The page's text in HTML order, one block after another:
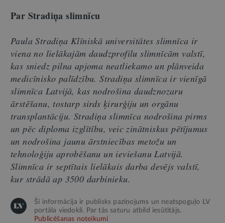
Par Stradiņa slimnīcu
Paula Stradiņa Klīniskā universitātes slimnīca ir
viena no lielākajām daudzprofilu slimnīcām valstī,
kas sniedz pilna apjoma neatliekamo un plānveida
medicīnisko palīdzību. Stradiņa slimnīca ir vienīgā
slimnīca Latvijā, kas nodrošina daudznozaru
ārstēšanu, tostarp sirds ķirurģiju un orgānu
transplantāciju. Stradiņa slimnīca nodrošina pirms
un pēc diploma izglītību, veic zinātniskus pētījumus
un nodrošina jaunu ārstniecības metožu un
tehnoloģiju aprobēšanu un ieviešanu Latvijā.
Slimnīca ir septītais lielākais darba devējs valstī,
kur strādā ap 3500 darbinieku.
Šī informācija ir publisks paziņojums un neatspoguļo LV
portāla viedokli. Par tās saturu atbild iesūtītājs.
Publicēšanas noteikumi